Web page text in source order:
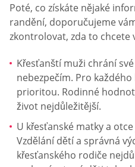
Poté, co získáte nějaké
randění, doporučujeme
zkontrolovat, zda to chcete
Křesťanští muži chrání
nebezpečím. Pro
prioritou. Rodinné
život nejdůležitější.
U křesťanské matky a
Vzdělání dětí a správná
křesťanského rodiče